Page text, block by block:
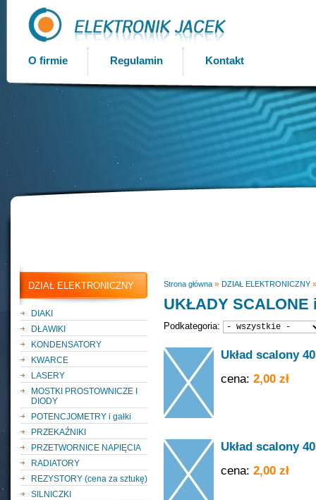
O firmie Regulamin Kontakt
DZIAŁ ELEKTRONICZNY
DIAKI
DŁAWIKI
KONDENSATORY
KWARCE
LASERY
MOSTKI PROSTOWNICZE I
DIODY
POTENCJOMETRY i gałki
PRZEKAŹNIKI
PRZETWORNICE NAPIĘCIA
RADIATORY
REZYSTORY (cena za sztukę)
SILNICZKI
Strona główna » DZIAŁ ELEKTRONICZNY
UKŁADY SCALONE
Podkategoria:
Układ scalony
cena: 2,00 zł
Układ scalony
cena: 2,00 zł